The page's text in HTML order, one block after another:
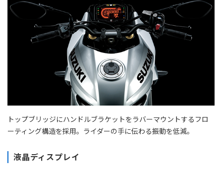
トップブリッジにハンドルブラケットをラバーマウントするフロ
ーティング構造を採用。ライダーの手に伝わる振動を低減。
液晶ディスプレイ